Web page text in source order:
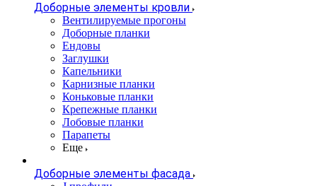
Доборные элементы кровли
Вентилируемые прогоны
Доборные планки
Ендовы
Заглушки
Капельники
Карнизные планки
Коньковые планки
Крепежные планки
Лобовые планки
Парапеты
Еще
Доборные элементы фасада